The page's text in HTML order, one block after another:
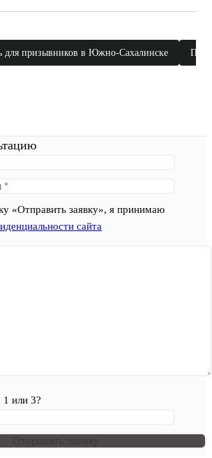
для призывников в Южно-Сахалинске
«Отправить заявку», я принимаю
сайта
1 или 3?